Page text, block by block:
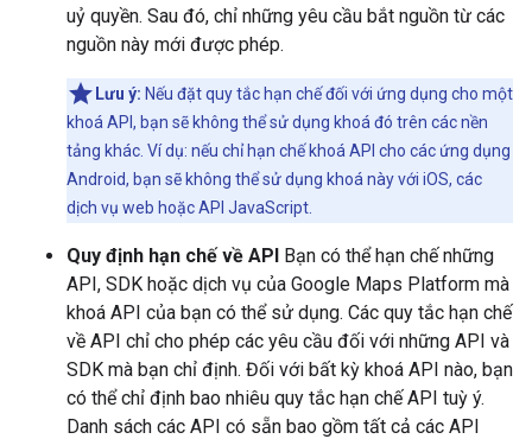
uỷ quyền. Sau đó, chỉ những yêu cầu bắt nguồn từ các
nguồn này mới được phép.
Lưu ý: Nếu đặt quy tắc hạn chế đối với ứng dụng cho một
khoá API, bạn sẽ không thể sử dụng khoá đó trên các nền
tảng khác. Ví dụ: nếu chỉ hạn chế khoá API cho các ứng dụng
Android, bạn sẽ không thể sử dụng khoá này với iOS, các
dịch vụ web hoặc API JavaScript.
Quy định hạn chế về API Bạn có thể hạn chế những
API, SDK hoặc dịch vụ của Google Maps Platform mà
khoá API của bạn có thể sử dụng. Các quy tắc hạn chế
về API chỉ cho phép các yêu cầu đối với những API và
SDK mà bạn chỉ định. Đối với bất kỳ khoá API nào, bạn
có thể chỉ định bao nhiêu quy tắc hạn chế API tuỳ ý.
Danh sách các API có sẵn bao gồm tất cả các API